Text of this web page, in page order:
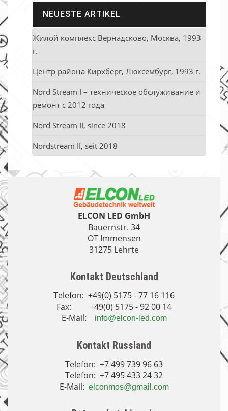
NEUESTE ARTIKEL
Жилой комплекс Вернадсково, Москва, 1993
г.
Центр района Кирхберг, Люксембург, 1993 г.
Nord Stream I – техническое обслуживание и
ремонт с 2012 года
Nord Stream II, since 2018
Nordstream II, seit 2018
ELCON LED GmbH
Bauernstr. 34
OT Immensen
31275 Lehrte
Kontakt Deutschland
Telefon: +49(0) 5175 - 77 16 116
Fax: +49(0) 5175 - 92 00 14
E-Mail:
info@elcon-led.com
Kontakt Russland
Telefon: +7 499 739 96 63
Telefon: +7 495 433 24 32
E-Mail: elconmos@gmail.com